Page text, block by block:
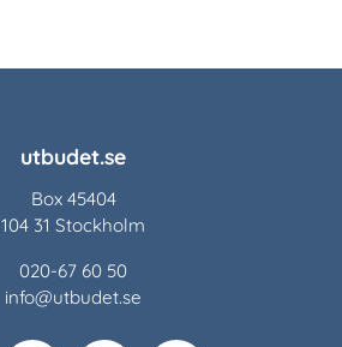
utbudet.se
Box 45404
104 31 Stockholm
020-67 60 50
info@utbudet.se